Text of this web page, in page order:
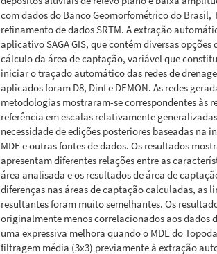
com dados do Banco Geomorfométrico do Brasil,
refinamento de dados SRTM. A extração
aplicativo SAGA GIS, que contém diversas
cálculo da área de captação, variável que
iniciar o traçado automático das redes de
aplicados foram D8, Dinf e DEMON. As redes
metodologias mostraram-se correspondentes às
referência em escalas relativamente
necessidade de edições posteriores baseadas na
MDE e outras fontes de dados. Os resultados
apresentam diferentes relações entre as
área analisada e os resultados de área de
diferenças nas áreas de captação calculadas, as
resultantes foram muito semelhantes. Os
originalmente menos correlacionados aos dados
uma expressiva melhora quando o MDE do
filtragem média (3x3) previamente à extração